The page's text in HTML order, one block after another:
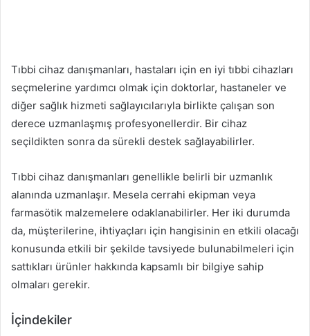
Tıbbi cihaz danışmanları, hastaları için en iyi tıbbi cihazları
seçmelerine yardımcı olmak için doktorlar, hastaneler ve
diğer sağlık hizmeti sağlayıcılarıyla birlikte çalışan son
derece uzmanlaşmış profesyonellerdir. Bir cihaz
seçildikten sonra da sürekli destek sağlayabilirler.
Tıbbi cihaz danışmanları genellikle belirli bir uzmanlık
alanında uzmanlaşır. Mesela cerrahi ekipman veya
farmasötik malzemelere odaklanabilirler. Her iki durumda
da, müşterilerine, ihtiyaçları için hangisinin en etkili olacağı
konusunda etkili bir şekilde tavsiyede bulunabilmeleri için
sattıkları ürünler hakkında kapsamlı bir bilgiye sahip
olmaları gerekir.
İçindekiler